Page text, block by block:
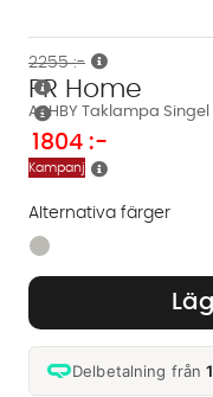
ASHBY Taklampa
PR Home
1804:-
2255 :-
Kampanj
Delbetalning från
Alternativa färger
Finns även i dessa